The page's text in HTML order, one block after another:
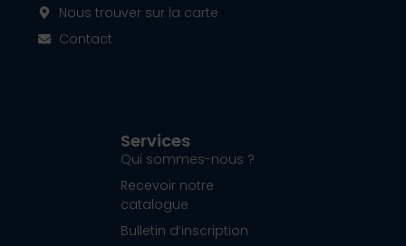
Services
Qui sommes-nous ?
Recevoir notre
catalogue
Bulletin d’inscription
Nous trouver sur la carte
Contact